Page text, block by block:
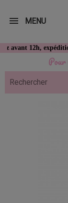
Pour
12h, expédition le
MENU